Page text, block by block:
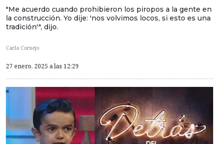
"Me acuerdo cuando prohibieron los piropos a la gente en
la construcción. Yo dije: 'nos volvimos locos, si esto es una
tradición'", dijo.
Carla Cornejo
27 enero, 2025 a las 12:29